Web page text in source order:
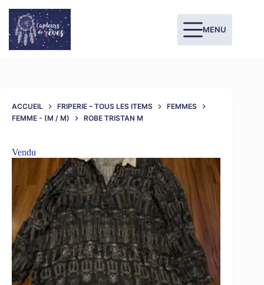
MENU
ACCUEIL FRIPERIE – TOUS LES ITEMS
FEMMES
FEMME - (M / M)
ROBE TRISTAN M
Vendu